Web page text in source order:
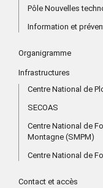
Pôle Nouvelles
Information et
Organigramme
Infrastructures
Centre National de
SECOAS
Centre National de
Montagne (SMPM)
Centre National de
Contact et accès